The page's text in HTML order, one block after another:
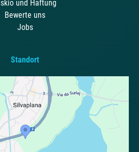
und Haftung
Bewerte uns
Jobs
Standort